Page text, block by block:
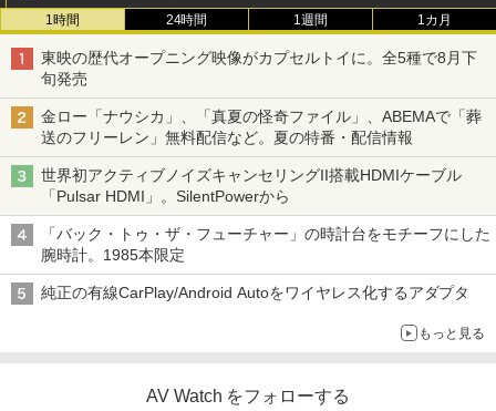
1時間 24時間 1週間 1カ月
東映の歴代オープニング映像がカプセルトイに。全5種で8月下
旬発売
金ロー「ナウシカ」、「真夏の怪奇ファイル」、ABEMAで「葬
送のフリーレン」無料配信など。夏の特番・配信情報
世界初アクティブノイズキャンセリングII搭載HDMIケーブル
「Pulsar HDMI」。SilentPowerから
「バック・トゥ・ザ・フューチャー」の時計台をモチーフにした
腕時計。1985本限定
純正の有線CarPlay/Android Autoをワイヤレス化するアダプタ
もっと見る
AV Watch をフォローする